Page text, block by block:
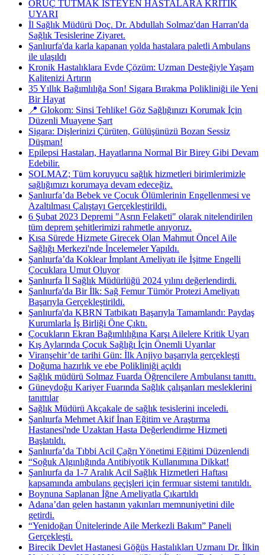
ORUÇ TUTMAK İSTEYEN HASTALARA KRİTİK
UYARI
İl Sağlık Müdürü Doç. Dr. Abdullah Solmaz'dan Harran'da
Sağlık Tesislerine Ziyaret.
Şanlıurfa'da karla kapanan yolda hastalara paletli Ambulans
ile ulaşıldı
Kronik Hastalıklara Evde Çözüm: Uzman Desteğiyle Yaşam
Kalitenizi Artırın
35 Yıllık Bağımlılığa Son! Sigara Bırakma Polikliniği ile Yeni
Bir Hayat
📍 Glokom: Sinsi Tehlike! Göz Sağlığınızı Korumak İçin
Düzenli Muayene Şart
Sigara: Dişlerinizi Çürüten, Gülüşünüzü Bozan Sessiz
Düşman!
Epilepsi Hastaları, Hayatlarına Normal Bir Birey Gibi Devam
Edebilir.
SOLMAZ; Tüm koruyucu sağlık hizmetleri birimlerimizle
sağlığımızı korumaya devam edeceğiz.
Şanlıurfa’da Bebek ve Çocuk Ölümlerinin Engellenmesi ve
Azaltılması Çalıştayı Gerçekleştirildi.
6 Şubat 2023 Depremi "Asrın Felaketi" olarak nitelendirilen
tüm deprem şehitlerimizi rahmetle anıyoruz.
Kısa Sürede Hizmete Girecek Olan Mahmut Öncel Aile
Sağlığı Merkezi'nde İncelemeler Yapıldı.
Şanlıurfa’da Koklear İmplant Ameliyatı ile İşitme Engelli
Çocuklara Umut Oluyor
Şanlıurfa İl Sağlık Müdürlüğü 2024 yılını değerlendirdi.
Şanlıurfa'da Bir İlk: Sağ Femur Tümör Protezi Ameliyatı
Başarıyla Gerçekleştirildi.
Şanlıurfa'da KBRN Tatbikatı Başarıyla Tamamlandı: Paydaş
Kurumlarla İş Birliği Öne Çıktı.
Çocukların Ekran Bağımlılığına Karşı Ailelere Kritik Uyarı
Kış Aylarında Çocuk Sağlığı İçin Önemli Uyarılar
Viranşehir’de tarihi Gün: İlk Anjiyo başarıyla gerçekleşti
Doğuma hazırlık ve ebe Polikliniği açıldı
Sağlık müdürü Solmaz Fuarda Öğrencilere Ambulansı tanıttı.
Güneydoğu Kariyer Fuarında Sağlık çalışanları mesleklerini
tanıttılar
Sağlık Müdürü Akçakale de sağlık tesislerini inceledi.
Şanlıurfa Mehmet Akif İnan Eğitim ve Araştırma
Hastanesi'nde Uzaktan Hasta Değerlendirme Hizmeti
Başlatıldı.
Şanlıurfa’da Tıbbi Acil Çağrı Yönetimi Eğitimi Düzenlendi
“Soğuk Algınlığında Antibiyotik Kullanımına Dikkat!
Şanlıurfa da 1-7 Aralık Acil Sağlık Hizmetleri Haftası
kapsamında ambulans geçişleri için fermuar sistemi tanıtıldı.
Boynuna Saplanan İğne Ameliyatla Çıkartıldı
Adana’dan gelen hastanın yakınları memnuniyetini dile
getirdi.
“Yenidoğan Ünitelerinde Aile Merkezli Bakım” Paneli
Gerçekleşti.
Birecik Devlet Hastanesi Göğüs Hastalıkları Uzmanı Dr. İlkin